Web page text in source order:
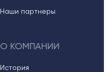
Наши партнеры
О КОМПАНИИ
История